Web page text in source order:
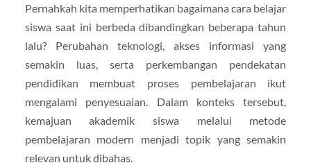
Pernahkah kita memperhatikan bagaimana cara belajar
siswa saat ini berbeda dibandingkan beberapa tahun
lalu? Perubahan teknologi, akses informasi yang
semakin luas, serta perkembangan pendekatan
pendidikan membuat proses pembelajaran ikut
mengalami penyesuaian. Dalam konteks tersebut,
kemajuan akademik siswa melalui metode
pembelajaran modern menjadi topik yang semakin
relevan untuk dibahas.